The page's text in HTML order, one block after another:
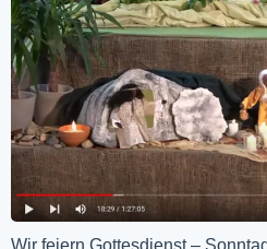
Wir feiern Gottesdienst –